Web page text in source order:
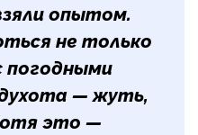
опытом.
не только
погодными
— жуть,
это —